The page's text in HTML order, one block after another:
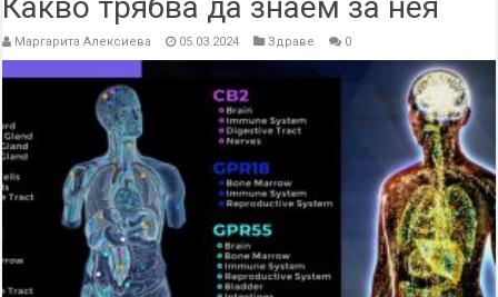
Маргарита Алексиева 05.03.2024 Здраве 0